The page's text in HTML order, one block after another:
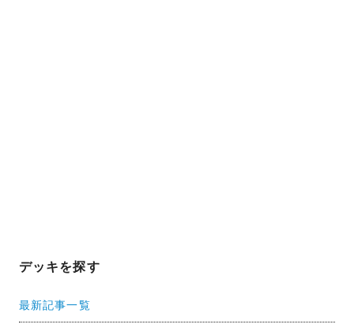
デッキを探す
最新記事一覧